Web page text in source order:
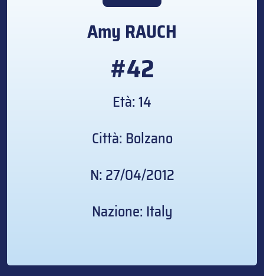
Amy RAUCH
#42
Età: 14
Città: Bolzano
N: 27/04/2012
Nazione: Italy